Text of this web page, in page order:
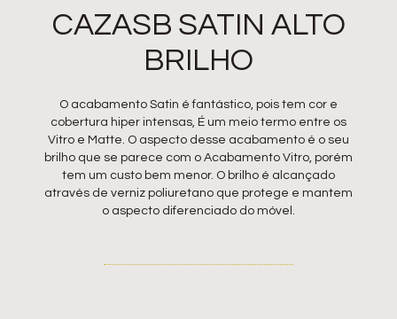
CAZASB SATIN ALTO
BRILHO
O acabamento Satin é fantástico, pois tem cor e
cobertura hiper intensas, É um meio termo entre os
Vitro e Matte. O aspecto desse acabamento é o seu
brilho que se parece com o Acabamento Vitro, porém
tem um custo bem menor. O brilho é alcançado
através de verniz poliuretano que protege e mantem
o aspecto diferenciado do móvel.